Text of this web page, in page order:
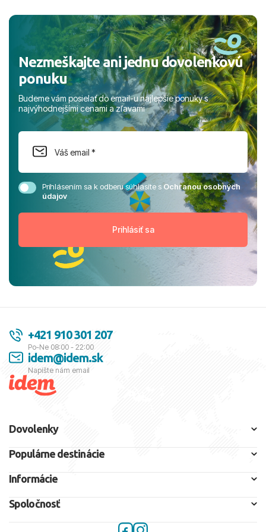
Nezmeškajte ani jednu dovolenkovú
ponuku
Budeme vám posielať do email-u najlepšie ponuky s
najvýhodnejšími cenami a zľavami
Prihlásením sa k odberu súhlasíte sOchranou osobných
údajov
+421 910 301 207
Po-Ne 08:00 - 22:00
idem@idem.sk
Napíšte nám email
Dovolenky
Populárne destinácie
Informácie
Spoločnosť